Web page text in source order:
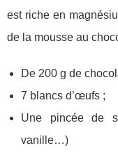
est riche en
de la mousse au
De 200 g de
7 blancs d’œufs ;
Une pincée de
vanille…)